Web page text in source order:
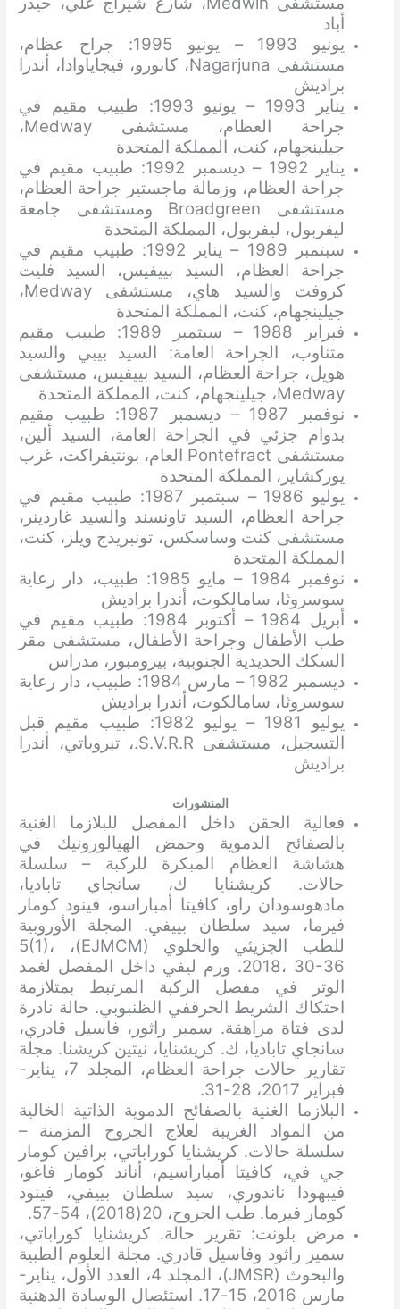
أباد
يونيو 1993 – يونيو 1995: جراح عظام،
مستشفى Nagarjuna، كانورو، فيجاياوادا، أندرا
براديش
يناير 1993 – يونيو 1993: طبيب مقيم في
جراحة العظام، مستشفى Medway،
جيلينجهام، كنت، المملكة المتحدة
يناير 1992 – ديسمبر 1992: طبيب مقيم في
جراحة العظام، وزمالة ماجستير جراحة العظام،
مستشفى Broadgreen ومستشفى جامعة
ليفربول، ليفربول، المملكة المتحدة
سبتمبر 1989 – يناير 1992: طبيب مقيم في
جراحة العظام، السيد بييفيس، السيد فليت
كروفت والسيد هاي، مستشفى Medway،
جيلينجهام، كنت، المملكة المتحدة
فبراير 1988 – سبتمبر 1989: طبيب مقيم
متناوب، الجراحة العامة: السيد بيبي والسيد
هويل، جراحة العظام، السيد بييفيس، مستشفى
Medway، جيلينجهام، كنت، المملكة المتحدة
نوفمبر 1987 – ديسمبر 1987: طبيب مقيم
بدوام جزئي في الجراحة العامة، السيد ألين،
مستشفى Pontefract العام، بونتيفراكت، غرب
يوركشاير، المملكة المتحدة
يوليو 1986 – سبتمبر 1987: طبيب مقيم في
جراحة العظام، السيد تاونسند والسيد غاردينر،
مستشفى كنت وساسكس، تونبريدج ويلز، كنت،
المملكة المتحدة
نوفمبر 1984 – مايو 1985: طبيب، دار رعاية
سوسروثا، سامالكوت، أندرا براديش
أبريل 1984 – أكتوبر 1984: طبيب مقيم في
طب الأطفال وجراحة الأطفال، مستشفى مقر
السكك الحديدية الجنوبية، بيرومبور، مدراس
ديسمبر 1982 – مارس 1984: طبيب، دار رعاية
سوسروثا، سامالكوت، أندرا براديش
يوليو 1981 – يوليو 1982: طبيب مقيم قبل
التسجيل، مستشفى S.V.R.R.، تيروباتي، أندرا
براديش
المنشورات
فعالية الحقن داخل المفصل للبلازما الغنية
بالصفائح الدموية وحمض الهيالورونيك في
هشاشة العظام المبكرة للركبة – سلسلة
حالات. كريشنايا ك، سانجاي تاباديا،
مادهوسودان راو، كافيتا أمباراسو، فينود كومار
فيرما، سيد سلطان بييفي. المجلة الأوروبية
للطب الجزيئي والخلوي (EJMCM)، 5(1)،
2018، 30-36. ورم ليفي داخل المفصل لغمد
الوتر في مفصل الركبة المرتبط بمتلازمة
احتكاك الشريط الحرقفي الظنبوبي. حالة نادرة
لدى فتاة مراهقة. سمير راثور، فاسيل قادري،
سانجاي تاباديا، ك. كريشنايا، نيتين كريشنا. مجلة
تقارير حالات جراحة العظام، المجلد 7، يناير-
فبراير 2017، 28-31.
البلازما الغنية بالصفائح الدموية الذاتية الخالية
من المواد الغريبة لعلاج الجروح المزمنة –
سلسلة حالات. كريشنايا كوراباتي، برافين كومار
جي في، كافيتا أمباراسيم، أناند كومار فاغو،
فيبهودا ناندوري، سيد سلطان بييفي، فينود
كومار فيرما. طب الجروح، 20(2018)، 54-57.
مرض بلونت: تقرير حالة. كريشنايا كوراباتي،
سمير راثود وفاسيل قادري. مجلة العلوم الطبية
والبحوث (JMSR)، المجلد 4، العدد الأول، يناير-
مارس 2016، 15-17. استئصال الوسادة الدهنية